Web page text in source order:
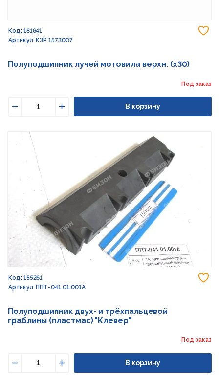
Код: 181641
Артикул: КЗР 1573007
Полуподшипник лучей мотовила верхн. (х30)
Под заказ
Увеличить
В корзину
Код: 155261
Артикул: ППТ-041.01.001А
Полуподшипник двух- и трёхпальцевой
граблины (пластмас) "Клевер"
Под заказ
Увеличить
В корзину